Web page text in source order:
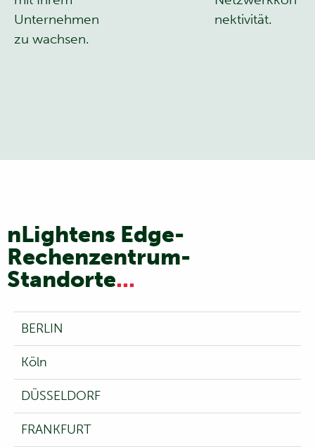
Unternehmen
zu wachsen.
nektivität.
nLightens Edge-
Rechenzentrum-
Standorte...
BERLIN
Köln
DÜSSELDORF
FRANKFURT